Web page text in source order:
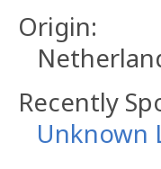
Origin:
Recently
Unknown